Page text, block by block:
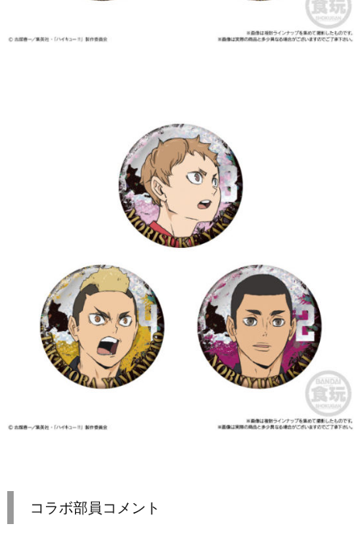
コラボ部員コメント